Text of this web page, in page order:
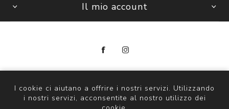
Il mio account
P. Iva 14297841000
Powered bynopCommerce
I cookie ci aiutano a offrire i nostri servizi. Utilizzando
i nostri servizi, acconsentite al nostro utilizzo dei